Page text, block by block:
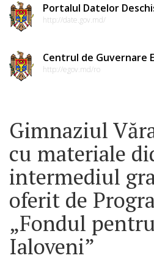
Portalul Datelor
http://date.gov.md/
Centrul de Guvernare
http://egov.md/ro
Gimnaziul
cu materiale
intermediul
oferit de
„Fondul
Ialoveni”